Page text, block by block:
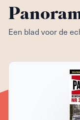
Een blad voor de